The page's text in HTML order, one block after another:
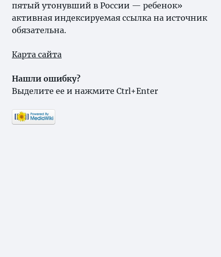
пятый утонувший в России — ребенок»
активная индексируемая ссылка на источник
обязательна.
Карта сайта
Нашли ошибку?
Выделите ее и нажмите Ctrl+Enter